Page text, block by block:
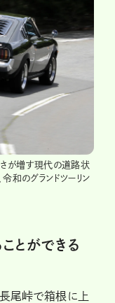
しさが増す現代の道路状
和のグランドツーリン
とができる
尾峠で箱根に上